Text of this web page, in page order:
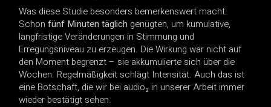
Was diese Studie besonders bemerkenswert macht:
Schonfünf Minuten täglich genügten, um kumulative,
langfristige Veränderungen in Stimmung und
Erregungsniveau zu erzeugen. Die Wirkung war nicht auf
den Moment begrenzt – sie akkumulierte sich über die
Wochen. Regelmäßigkeit schlägt Intensität. Auch das ist
eine Botschaft, die wir bei audio₂ in unserer Arbeit immer
wieder bestätigt sehen.